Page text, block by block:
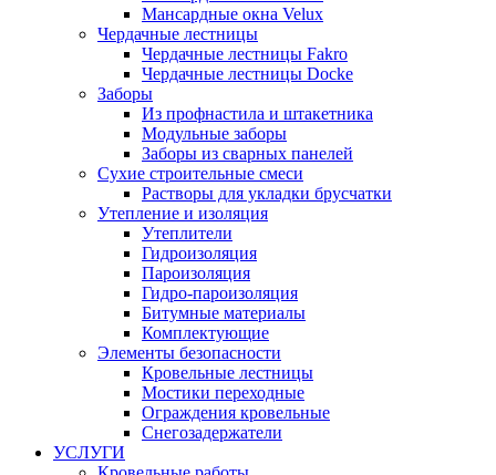
Мансардные окна Velux
Чердачные лестницы
Чердачные лестницы Fakro
Чердачные лестницы Docke
Заборы
Из профнастила и штакетника
Модульные заборы
Заборы из сварных панелей
Сухие строительные смеси
Растворы для укладки брусчатки
Утепление и изоляция
Утеплители
Гидроизоляция
Пароизоляция
Гидро-пароизоляция
Битумные материалы
Комплектующие
Элементы безопасности
Кровельные лестницы
Мостики переходные
Ограждения кровельные
Снегозадержатели
УСЛУГИ